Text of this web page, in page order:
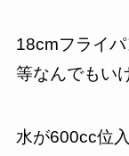
18cmフライ
等なんでもい
水が600cc位